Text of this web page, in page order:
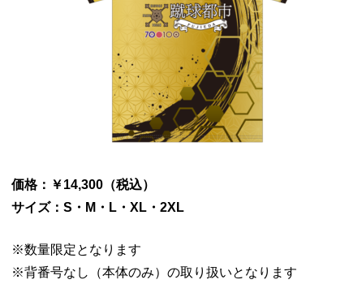
価格：￥14,300（税込）
サイズ：S・M・L・XL・2XL
※数量限定となります
※背番号なし（本体のみ）の取り扱いとなります